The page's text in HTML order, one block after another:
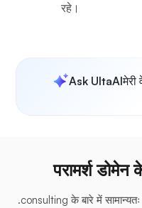
रहे।
Ask UltaAIमेरी
परामर्श डोमेन
.consulting के बारे में